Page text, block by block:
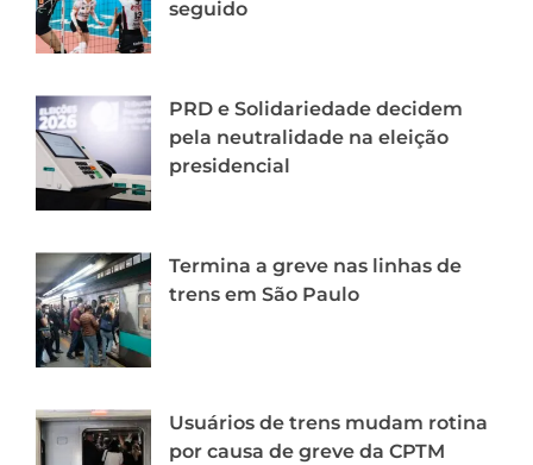
seguido
PRD e Solidariedade decidem
pela neutralidade na eleição
presidencial
Termina a greve nas linhas de
trens em São Paulo
Usuários de trens mudam rotina
por causa de greve da CPTM